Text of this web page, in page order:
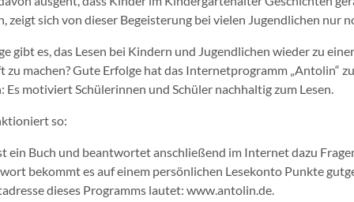
zeigt sich von dieser Begeisterung bei vielen Jugendlichen nur
gibt es, das Lesen bei Kindern und Jugendlichen wieder zu einer
zu machen? Gute Erfolge hat das Internetprogramm „Antolin“ zu
Es motiviert Schülerinnen und Schüler nachhaltig zum Lesen.
so:
ein Buch und beantwortet anschließend im Internet dazu
bekommt es auf einem persönlichen Lesekonto Punkte
dieses Programms lautet: www.antolin.de.